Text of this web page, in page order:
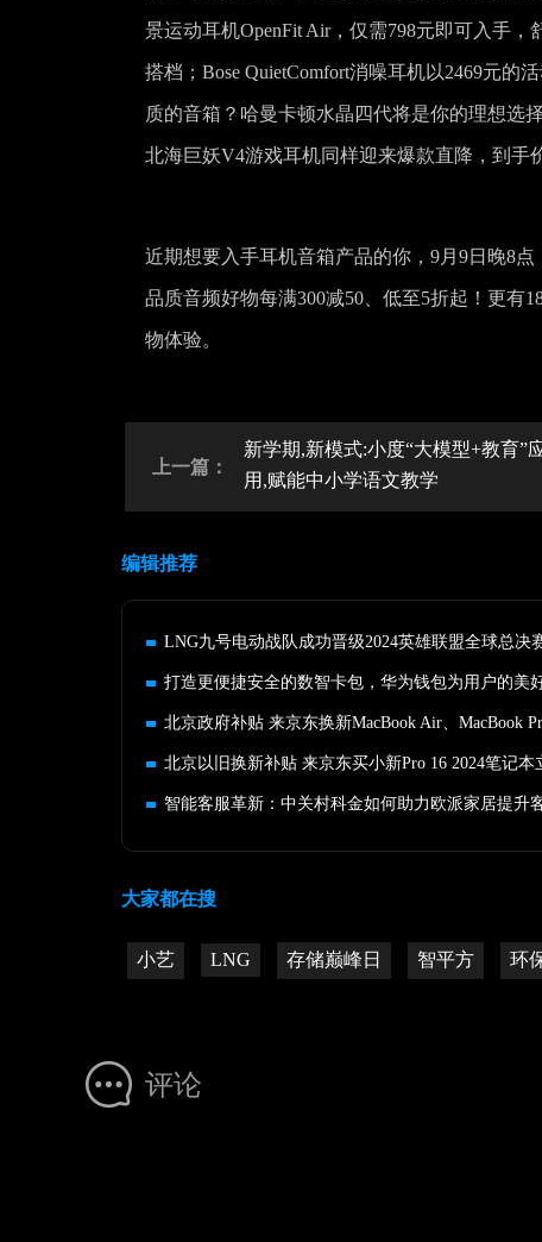
景运动耳机OpenFit Air，仅需798元即可入手
搭档；Bose QuietComfort消噪耳机以2469元
质的音箱？哈曼卡顿水晶四代将是你的理想选
北海巨妖V4游戏耳机同样迎来爆款直降，到手
近期想要入手耳机音箱产品的你，9月9日晚8
品质音频好物每满300减50、低至5折起！更有
物体验。
上一篇：
新学期,新模式:小度“大模型+教育”
用,赋能中小学语文教学
编辑推荐
LNG九号电动战队成功晋级2024英雄联盟全球总决
智能客服革新：中关村科金如何助力欧派家居提升
大家都在搜
小艺 LNG 存储巅峰日 智平方 环
评论